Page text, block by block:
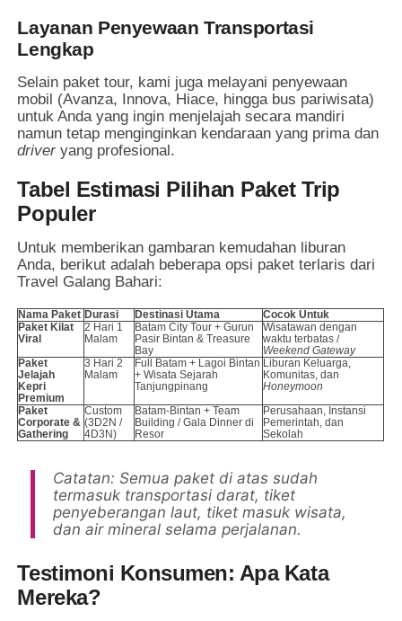
Layanan Penyewaan Transportasi
Lengkap
Selain paket tour, kami juga melayani penyewaan
mobil (Avanza, Innova, Hiace, hingga bus pariwisata)
untuk Anda yang ingin menjelajah secara mandiri
namun tetap menginginkan kendaraan yang prima dan
driver yang profesional.
Tabel Estimasi Pilihan Paket Trip
Populer
Untuk memberikan gambaran kemudahan liburan
Anda, berikut adalah beberapa opsi paket terlaris dari
Travel Galang Bahari:
Nama Paket Durasi Destinasi Utama
Cocok Untuk
Paket Kilat
Viral
2 Hari 1
Malam
Batam City Tour + Gurun
Pasir Bintan & Treasure
Bay
Wisatawan dengan
waktu terbatas /
Weekend Gateway
Paket
Jelajah
Kepri
Premium
3 Hari 2
Malam
Full Batam + Lagoi Bintan
+ Wisata Sejarah
Tanjungpinang
Liburan Keluarga,
Komunitas, dan
Honeymoon
Paket
Corporate &
Gathering
Custom
(3D2N /
4D3N)
Batam-Bintan + Team
Building / Gala Dinner di
Resor
Perusahaan, Instansi
Pemerintah, dan
Sekolah
Catatan: Semua paket di atas sudah
termasuk transportasi darat, tiket
penyeberangan laut, tiket masuk wisata,
dan air mineral selama perjalanan.
Testimoni Konsumen: Apa Kata
Mereka?